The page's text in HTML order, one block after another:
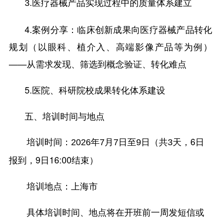
3.医疗器械产品实现过程中的质量体系建立
4.案例分享：临床创新成果向医疗器械产品转化
规划（以眼科、植介入、高端影像产品等为例）
——从需求发现、筛选到概念验证、转化难点
5.医院、科研院校成果转化体系建设
五、培训时间与地点
培训时间：2026年7月7日至9日（共3天，6日
报到，9日16:00结束）
培训地点：上海市
具体培训时间、地点将在开班前一周发短信或